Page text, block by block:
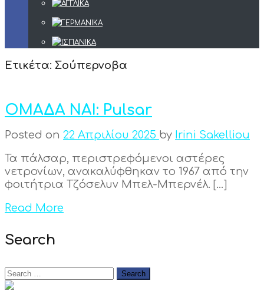
Ετικέτα: Σούπερνοβα
ΟΜΑΔΑ ΝΑΙ: Pulsar
Posted on 22 Απριλίου 2025 by Irini Sakelliou
Τα πάλσαρ, περιστρεφόμενοι αστέρες
νετρονίων, ανακαλύφθηκαν το 1967 από την
φοιτήτρια Τζόσελυν Μπελ-Μπερνέλ. […]
Read More
Search